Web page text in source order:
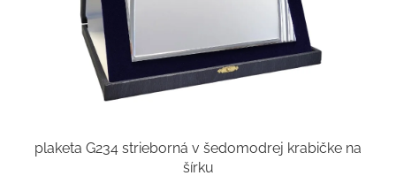
plaketa G234 strieborná v šedomodrej krabičke na
šírku